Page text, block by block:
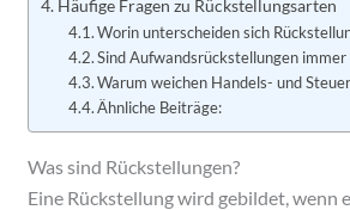
Häufige Fragen zu Rückstellungsarten
Worin unterscheiden sich
Sind Aufwandsrückstellungen immer
Warum weichen Handels- und
Ähnliche Beiträge:
Was sind Rückstellungen?
Eine Rückstellung wird gebildet,